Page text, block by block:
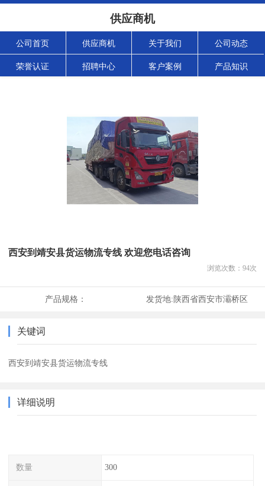
供应商机
公司首页 供应商机 关于我们 公司动态
荣誉认证 招聘中心 客户案例 产品知识
西安到靖安县货运物流专线 欢迎您电话咨询
浏览次数： 94次
产品规格： 发货地:陕西省西安市灞桥区
关键词
西安到靖安县货运物流专线
详细说明
数量 300